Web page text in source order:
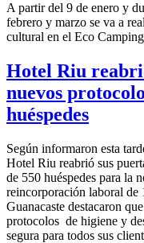
A partir del 9 de enero y
febrero y marzo se va a
cultural en el Eco
Hotel Riu
nuevos
huéspedes
Según informaron esta
Hotel Riu reabrió sus
de 550 huéspedes para la
reincorporación laboral
Guanacaste destacaron
protocolos de higiene y
segura para todos sus